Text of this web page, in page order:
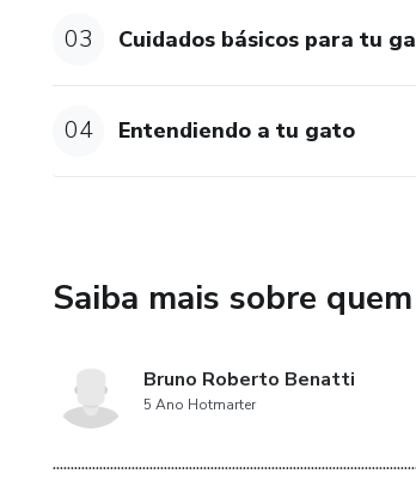
03 Cuidados básicos para tu
04 Entendiendo a tu gato
Saiba mais sobre
Bruno Roberto Benatti
5 Ano Hotmarter